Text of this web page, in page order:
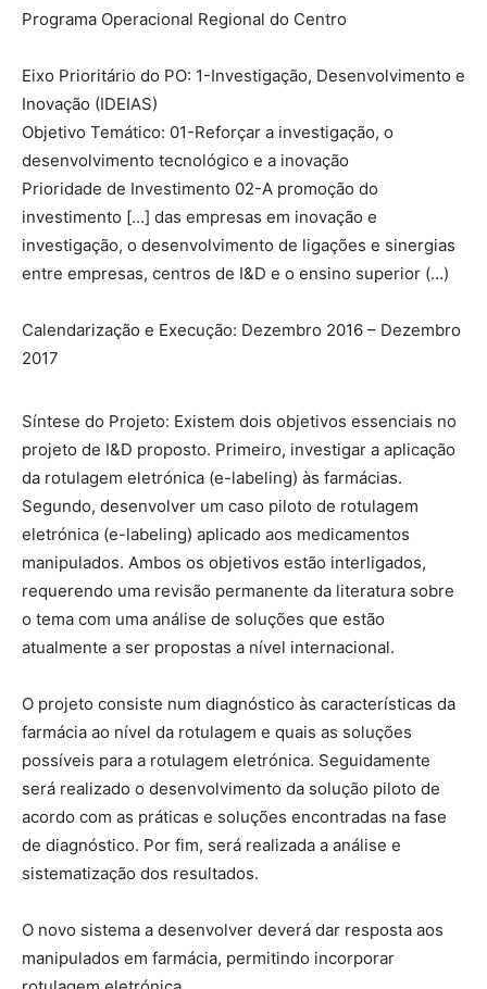
Programa Operacional Regional do Centro
Eixo Prioritário do PO: 1-Investigação, Desenvolvimento e
Inovação (IDEIAS)
Objetivo Temático: 01-Reforçar a investigação, o
desenvolvimento tecnológico e a inovação
Prioridade de Investimento 02-A promoção do
investimento […] das empresas em inovação e
investigação, o desenvolvimento de ligações e sinergias
entre empresas, centros de I&D e o ensino superior (…)
Calendarização e Execução: Dezembro 2016 – Dezembro
2017
Síntese do Projeto: Existem dois objetivos essenciais no
projeto de I&D proposto. Primeiro, investigar a aplicação
da rotulagem eletrónica (e-labeling) às farmácias.
Segundo, desenvolver um caso piloto de rotulagem
eletrónica (e-labeling) aplicado aos medicamentos
manipulados. Ambos os objetivos estão interligados,
requerendo uma revisão permanente da literatura sobre
o tema com uma análise de soluções que estão
atualmente a ser propostas a nível internacional.
O projeto consiste num diagnóstico às características da
farmácia ao nível da rotulagem e quais as soluções
possíveis para a rotulagem eletrónica. Seguidamente
será realizado o desenvolvimento da solução piloto de
acordo com as práticas e soluções encontradas na fase
de diagnóstico. Por fim, será realizada a análise e
sistematização dos resultados.
O novo sistema a desenvolver deverá dar resposta aos
manipulados em farmácia, permitindo incorporar